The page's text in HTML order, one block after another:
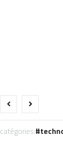
catégories: